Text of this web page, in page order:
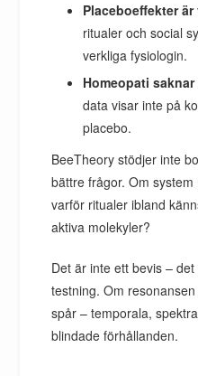
Placeboeffekter
ritualer och social
verkliga fysiologin.
Homeopati
data visar inte på
placebo.
BeeTheory stödjer inte
bättre frågor. Om
varför ritualer ibland
aktiva molekyler?
Det är inte ett bevis –
testning. Om
spår – temporala,
blindade förhållanden.